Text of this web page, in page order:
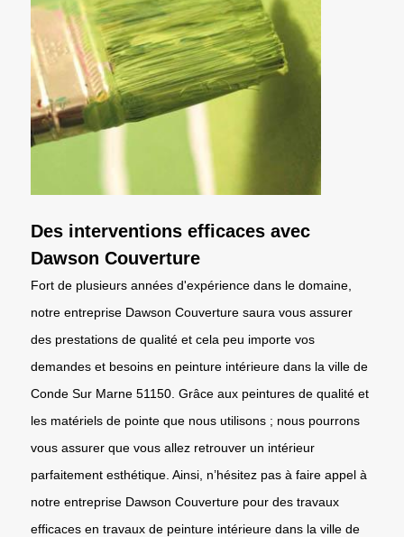
Des interventions efficaces avec
Dawson Couverture
Fort de plusieurs années d'expérience dans le domaine,
notre entreprise Dawson Couverture saura vous assurer
des prestations de qualité et cela peu importe vos
demandes et besoins en peinture intérieure dans la ville de
Conde Sur Marne 51150. Grâce aux peintures de qualité et
les matériels de pointe que nous utilisons ; nous pourrons
vous assurer que vous allez retrouver un intérieur
parfaitement esthétique. Ainsi, n’hésitez pas à faire appel à
notre entreprise Dawson Couverture pour des travaux
efficaces en travaux de peinture intérieure dans la ville de